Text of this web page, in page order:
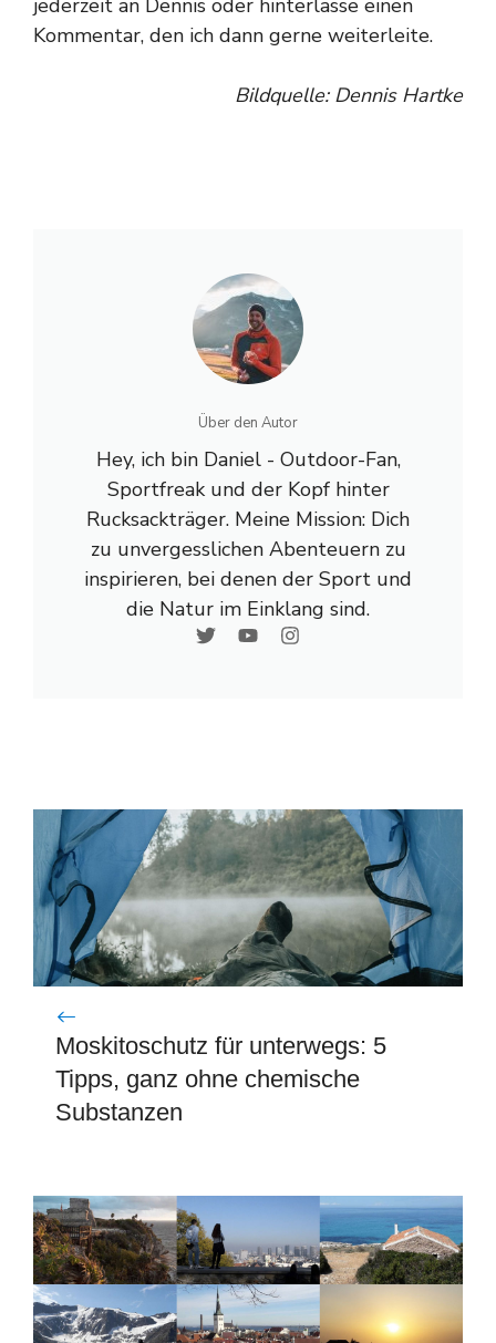
Kommentar, den ich dann gerne weiterleite.
Bildquelle: Dennis Hartke
Über den Autor
Hey, ich bin Daniel - Outdoor-Fan,
Sportfreak und der Kopf hinter
Rucksackträger. Meine Mission: Dich
zu unvergesslichen Abenteuern zu
inspirieren, bei denen der Sport und
die Natur im Einklang sind.
Moskitoschutz für unterwegs: 5
Tipps, ganz ohne chemische
Substanzen